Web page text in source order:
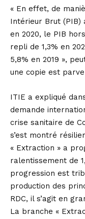
« En effet, de
Intérieur Brut (PIB)
en 2020, le PIB
repli de 1,3% en
5,8% en 2019 »,
une copie est
ITIE a expliqué
demande
crise sanitaire de
s’est montré
« Extraction » a
ralentissement de
progression est
production des
RDC, il s’agit en
La branche «